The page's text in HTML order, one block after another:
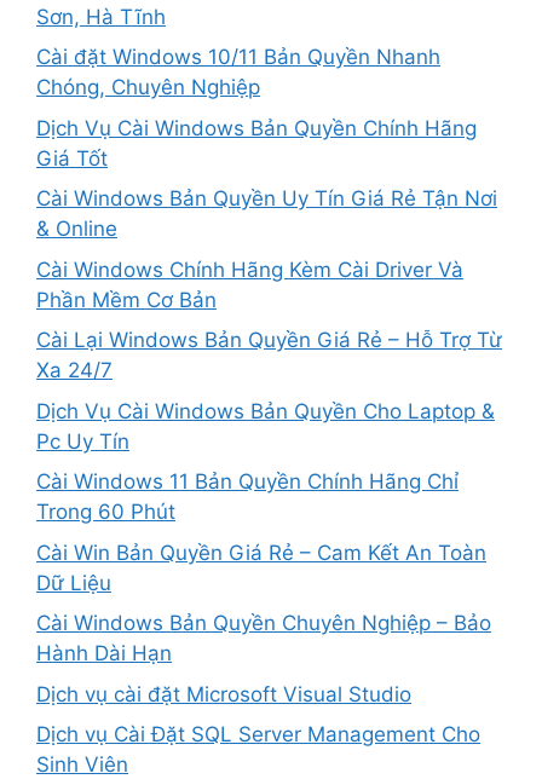
Sơn, Hà Tĩnh
Cài đặt Windows 10/11 Bản Quyền Nhanh
Chóng, Chuyên Nghiệp
Dịch Vụ Cài Windows Bản Quyền Chính Hãng
Giá Tốt
Cài Windows Bản Quyền Uy Tín Giá Rẻ Tận Nơi
& Online
Cài Windows Chính Hãng Kèm Cài Driver Và
Phần Mềm Cơ Bản
Cài Lại Windows Bản Quyền Giá Rẻ – Hỗ Trợ Từ
Xa 24/7
Dịch Vụ Cài Windows Bản Quyền Cho Laptop &
Pc Uy Tín
Cài Windows 11 Bản Quyền Chính Hãng Chỉ
Trong 60 Phút
Cài Win Bản Quyền Giá Rẻ – Cam Kết An Toàn
Dữ Liệu
Cài Windows Bản Quyền Chuyên Nghiệp – Bảo
Hành Dài Hạn
Dịch vụ cài đặt Microsoft Visual Studio
Dịch vụ Cài Đặt SQL Server Management Cho
Sinh Viên